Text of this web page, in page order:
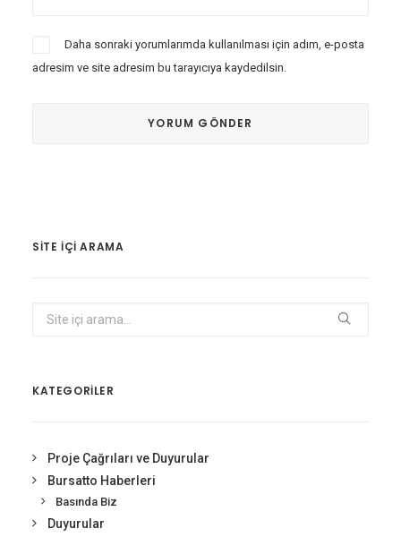
Daha sonraki yorumlarımda kullanılması için adım, e-posta
adresim ve site adresim bu tarayıcıya kaydedilsin.
SITE IÇI ARAMA
KATEGORİLER
Proje Çağrıları ve Duyurular
Bursatto Haberleri
Basında Biz
Duyurular